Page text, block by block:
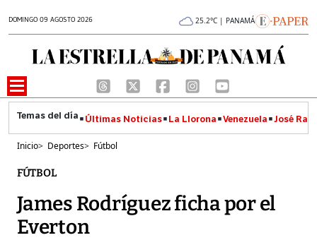
DOMINGO 09 AGOSTO 2026 25.2°C | PANAMÁ
Últimas Noticias La Llorona Venezuela José
Inicio> Deportes> Fútbol
FÚTBOL
James Rodríguez ficha por el
Everton